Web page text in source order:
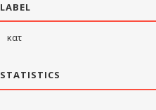
LABEL
κατ
STATISTICS